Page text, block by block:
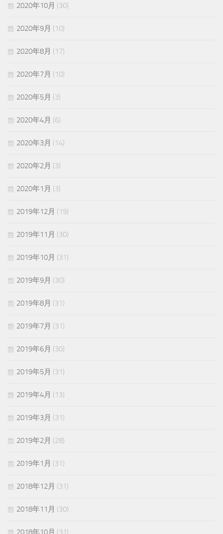
2020年10月 (30)
2020年9月 (10)
2020年8月 (17)
2020年7月 (10)
2020年5月 (3)
2020年4月 (6)
2020年3月 (14)
2020年2月 (3)
2020年1月 (3)
2019年12月 (19)
2019年11月 (30)
2019年10月 (31)
2019年9月 (30)
2019年8月 (31)
2019年7月 (31)
2019年6月 (30)
2019年5月 (31)
2019年4月 (13)
2019年3月 (31)
2019年2月 (28)
2019年1月 (31)
2018年12月 (31)
2018年11月 (30)
2018年10月 (31)